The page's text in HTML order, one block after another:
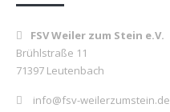
FSV Weiler zum Stein e.V.
Brühlstraße 11
71397 Leutenbach
info@fsv-weilerzumstein.de